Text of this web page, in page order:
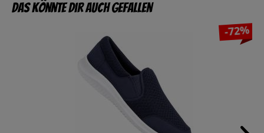
Das könnte dir auch gefallen
-72%